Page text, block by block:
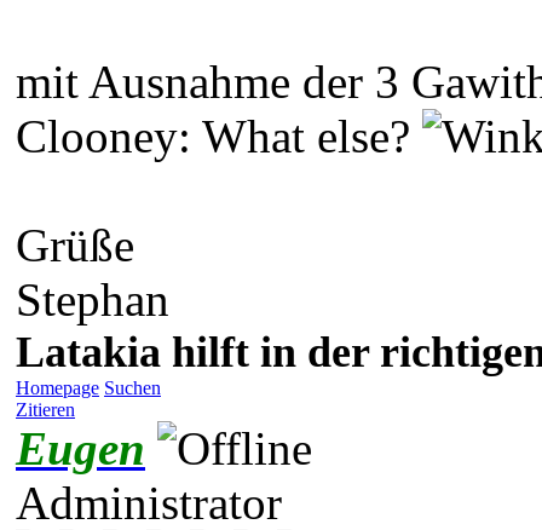
mit Ausnahme der 3
Clooney: What else?
Grüße
Stephan
Latakia hilft in der richtigen
Homepage Suchen
Zitieren
Eugen
Administrator